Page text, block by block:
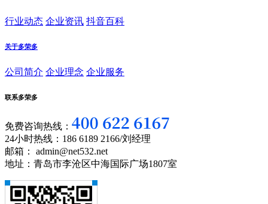
行业动态 企业资讯 抖音百科
关于多荣多
公司简介 企业理念 企业服务
联系多荣多
免费咨询热线：
24小时热线：186 6189 2166/刘经理
邮箱： admin@net532.net
地址：青岛市李沧区中海国际广场1807室